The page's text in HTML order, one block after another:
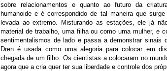
sobre relacionamentos e quanto ao futuro da
humanoide e é correspondido de tal maneira que
levada ao extremo. Misturando as estações, ele já
material de trabalho, uma filha ou como uma mulher, e
sentimentalismos de lado e passa a demonstrar sinais
Dren é usada como uma alegoria para colocar em
chegada de um filho. Os cientistas a colocaram no
agora que a cria quer ter sua liberdade e controle dos